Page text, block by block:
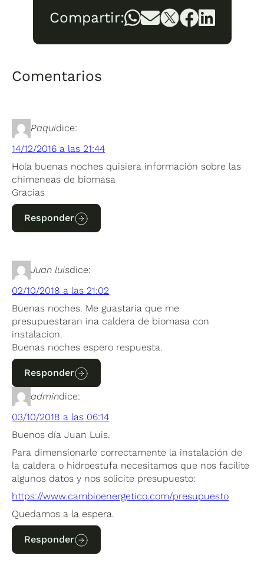
Compartir:
Comentarios
Paquidice:
14/12/2016 a las 21:44
Hola buenas noches quisiera información sobre las
chimeneas de biomasa
Gracias
Responder
Juan luisdice:
02/10/2018 a las 21:02
Buenas noches. Me guastaria que me
presupuestaran ina caldera de biomasa con
instalacion.
Buenas noches espero respuesta.
Responder
admindice:
03/10/2018 a las 06:14
Buenos día Juan Luis.
Para dimensionarle correctamente la instalación de
la caldera o hidroestufa necesitamos que nos facilite
algunos datos y nos solicite presupuesto:
https://www.cambioenergetico.com/presupuesto
Quedamos a la espera.
Responder